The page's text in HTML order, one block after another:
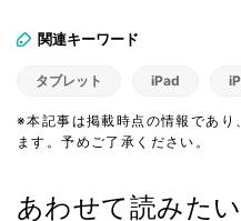
関連キーワード
タブレット iPad
※本記事は掲載時点の情報であり
ます。予めご了承ください。
あわせて読みたい